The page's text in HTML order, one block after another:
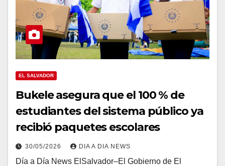
EL SALVADOR
Bukele asegura que el 100 % de
estudiantes del sistema público ya
recibió paquetes escolares
30/05/2026 DIA A DIA NEWS
Día a Día News ElSalvador–El Gobierno de El